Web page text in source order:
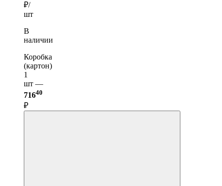
₽/
шт
В
наличии
Коробка
(картон)
1
шт —
71640
₽